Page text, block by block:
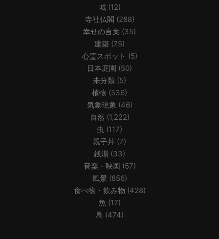
城(12)
寺社仏閣 (288)
幸せの言葉 (35)
建築 (75)
心霊スポット (5)
日本庭園 (50)
未分類 (5)
植物 (536)
気象現象 (46)
自然 (1,222)
虫 (117)
親子丼 (7)
銭湯 (33)
音楽・映画 (57)
風景(856)
食べ物・飲み物 (428)
魚 (17)
鳥 (474)